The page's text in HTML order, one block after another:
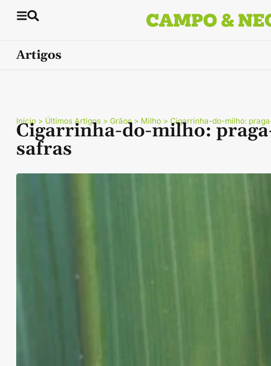
Artigos
Início > Últimos Artigos > Grãos> Milho > Cigarrinha-do-milho:
Cigarrinha-do-milho:
safras